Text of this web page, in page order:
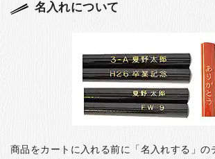
名入れについて
商品をカートに入れる前に「名入れする」の